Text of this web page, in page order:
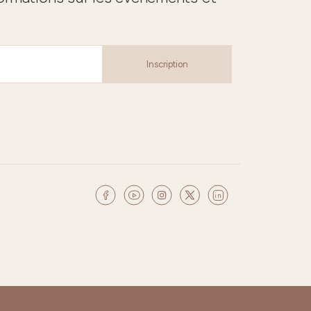
Inscription